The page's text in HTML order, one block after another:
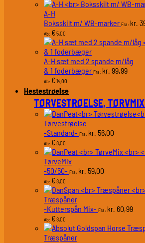
A-H
Boksskilt m/ WB-marker Fra: kr.
Ab: €5,00
A-H sæt med 2 spande m/låg
& 1 foderbæger Fra: kr. 99,99
Ab: €14,00
Hestestrøelse
TØRVESTRØELSE,
Tørvestrøelse
-Standard- Fra: kr. 56,00
Ab: €8,00
TørveMix
-50/50- Fra: kr. 59,00
Ab: €8,00
Træspåner
-Kutterspån Mix- Fra: kr. 60,99
Ab: €8,00
Træspåner